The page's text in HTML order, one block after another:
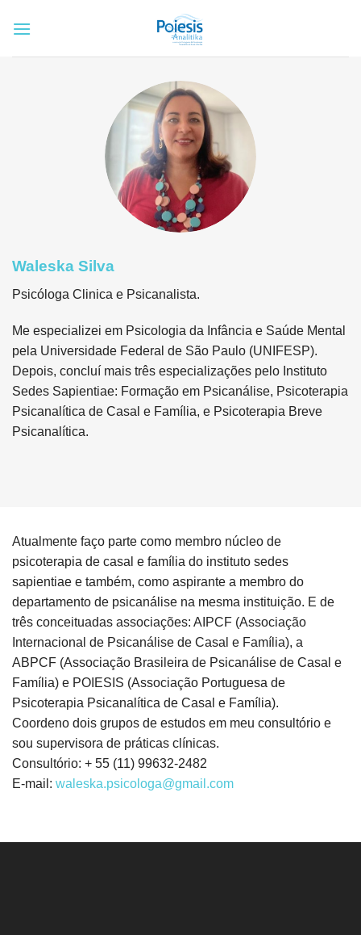
Waleska Silva
Psicóloga Clinica e Psicanalista.
Me especializei em Psicologia da Infância e Saúde Mental
pela Universidade Federal de São Paulo (UNIFESP).
Depois, concluí mais três especializações pelo Instituto
Sedes Sapientiae: Formação em Psicanálise, Psicoterapia
Psicanalítica de Casal e Família, e Psicoterapia Breve
Psicanalítica.
Atualmente faço parte como membro núcleo de
psicoterapia de casal e família do instituto sedes
sapientiae e também, como aspirante a membro do
departamento de psicanálise na mesma instituição. E de
três conceituadas associações: AIPCF (Associação
Internacional de Psicanálise de Casal e Família), a
ABPCF (Associação Brasileira de Psicanálise de Casal e
Família) e POIESIS (Associação Portuguesa de
Psicoterapia Psicanalítica de Casal e Família).
Coordeno dois grupos de estudos em meu consultório e
sou supervisora de práticas clínicas.
Consultório: + 55 (11) 99632-2482
E-mail: waleska.psicologa@gmail.com